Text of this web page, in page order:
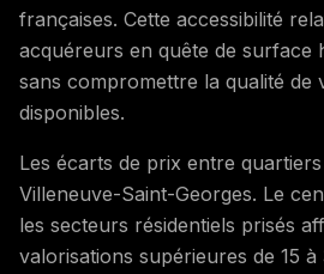
françaises. Cette accessibilité
acquéreurs en quête de surface
sans compromettre la qualité de
disponibles.
Les écarts de prix entre
Villeneuve-Saint-Georges. Le
les secteurs résidentiels prisés
valorisations supérieures de 15